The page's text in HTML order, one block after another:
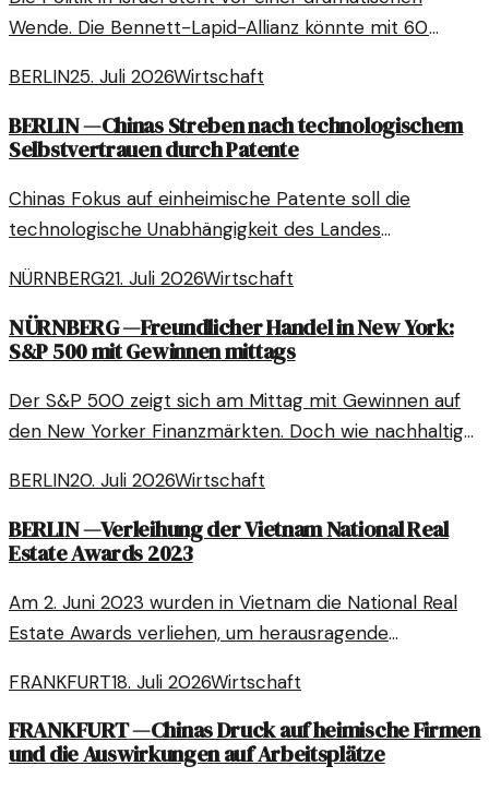
Wende. Die Bennett-Lapid-Allianz könnte mit 60
bedeutet das für die Wirtschaft?
BERLIN25. Juli 2026Wirtschaft
BERLIN—Chinas Streben nach technologischem
Selbstvertrauen durch Patente
Chinas Fokus auf einheimische Patente soll die
technologische Unabhängigkeit des Landes
auf die globale Wirtschaft und Innovation.
NÜRNBERG21. Juli 2026Wirtschaft
NÜRNBERG—Freundlicher Handel in New York:
S&P 500 mit Gewinnen mittags
Der S&P 500 zeigt sich am Mittag mit Gewinnen auf
den New Yorker Finanzmärkten. Doch wie nachhaltig
BERLIN20. Juli 2026Wirtschaft
BERLIN—Verleihung der Vietnam National Real
Estate Awards 2023
Am 2. Juni 2023 wurden in Vietnam die National Real
Estate Awards verliehen, um herausragende
FRANKFURT18. Juli 2026Wirtschaft
FRANKFURT—Chinas Druck auf heimische Firmen
und die Auswirkungen auf Arbeitsplätze